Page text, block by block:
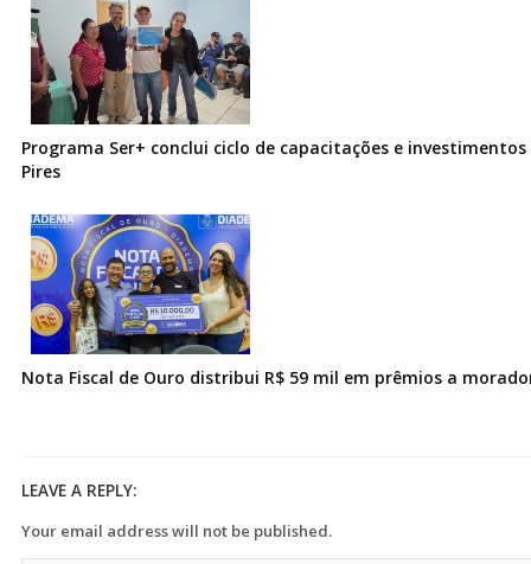
Programa Ser+ conclui ciclo de capacitações e
Pires
Nota Fiscal de Ouro distribui R$ 59 mil em prêmios a
LEAVE A REPLY:
Your email address will not be published.